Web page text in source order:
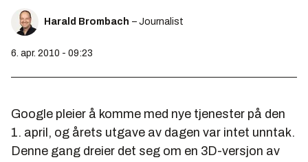
Harald Brombach – Journalist
6. apr. 2010 - 09:23
Google pleier å komme med nye tjenester på den
1. april, og årets utgave av dagen var intet unntak.
Denne gang dreier det seg om en 3D-versjon av